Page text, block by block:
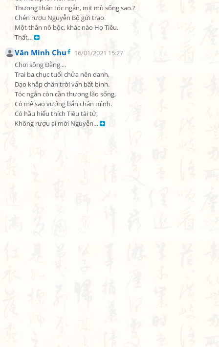
Thương thân tóc ngắn, mịt mù sống sao.?
Chén rượu Nguyễn Bộ gửi trao.
Một thân nô bộc, khác nào Họ Tiêu.
Thất…
Văn Minh Chu
16/01/2021 15:27
Chơi sông Đằng....
Trai ba chục tuổi chửa nên danh,
Dạo khắp chân trời vẫn bất bình.
Tóc ngắn còn cần thương lão sống,
Cỏ mê sao vướng bẩn chân mình.
Có hầu hiểu thích Tiêu tài tử,
Không rượu ai mời Nguyễn…